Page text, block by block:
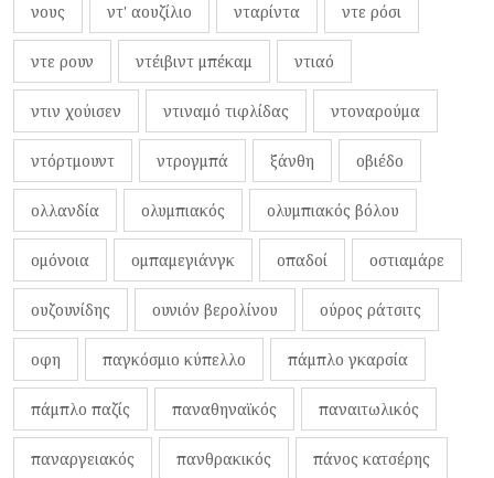
νους ντ' αουζίλιο νταρίντα ντε ρόσι
ντε ρουν ντέιβιντ μπέκαμ ντιαό
ντιν χούισεν ντιναμό τιφλίδας ντοναρούμα
ντόρτμουντ ντρογμπά ξάνθη οβιέδο
ολλανδία ολυμπιακός ολυμπιακός βόλου
ομόνοια ομπαμεγιάνγκ οπαδοί οστιαμάρε
ουζουνίδης ουνιόν βερολίνου ούρος ράτσιτς
οφη παγκόσμιο κύπελλο πάμπλο γκαρσία
πάμπλο παζίς παναθηναϊκός παναιτωλικός
παναργειακός πανθρακικός πάνος κατσέρης